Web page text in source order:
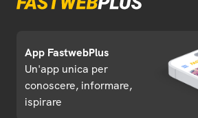
App FastwebPlus
Un'app unica per
conoscere, informare,
ispirare